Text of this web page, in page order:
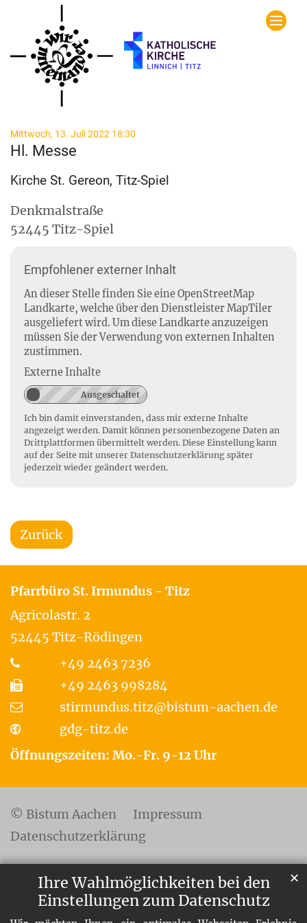
Ihre Wahlmöglichkeiten bei den
Einstellungen zum Datenschutz
✕
Zum Inhalt springen
Mittwoch, 13. Juli 2022 18:30
Hl. Messe
Kirche St. Gereon, Titz-Spiel
Denkmalstraße
52445 Titz-Spiel
Empfohlener externer Inhalt
An dieser Stelle finden Sie eine OpenStreetMap
Landkarte, welche über den Dienstleister MapTiler
ausgeliefert wird. Um diese Landkarte anzuzeigen
müssen Sie der Verwendung von externen Inhalten
zustimmen.
Externe Inhalte
Ich bin damit einverstanden, dass mir externe Inhalte
angezeigt werden. Damit können personenbezogene Daten an
Drittplattformen übermittelt werden. Diese Einstellung kann
auf der Seite mit unserer Datenschutzerklärung später
jederzeit wieder geändert werden.
Zurück
Pfarrbüro St. Irmundus - Titz
Agricolastr. 2
52445 Titz-Rödingen
+49 2463 7236
+49 2463 998284
stirmundus.titz@bistum-aachen.de
gdg-titz.de
Öffnungszeiten: Mo.-Fr. 9-12 Uhr
© Bistum Aachen
Impressum
Datenschutzerklärung